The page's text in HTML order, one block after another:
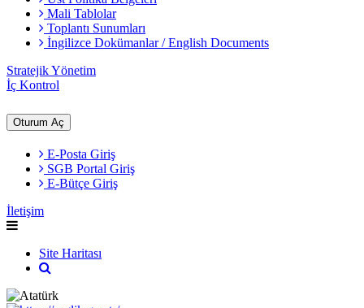
Mali Tablolar
Toplantı Sunumları
İngilizce Dokümanlar / English Documents
Stratejik Yönetim
İç Kontrol
Oturum Aç
E-Posta Giriş
SGB Portal Giriş
E-Bütçe Giriş
İletişim
Site Haritası